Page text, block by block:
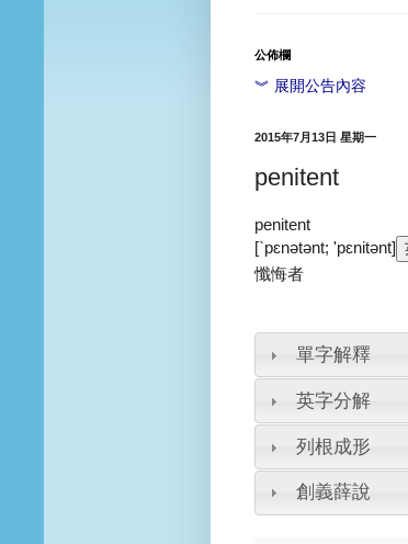
公佈欄
︾ 展開公告內容
2015年7月13日 星期一
penitent
penitent
[`pɛnətənt; 'pɛnitənt]
懺悔者
單字解釋
英字分解
列根成形
創義薛說